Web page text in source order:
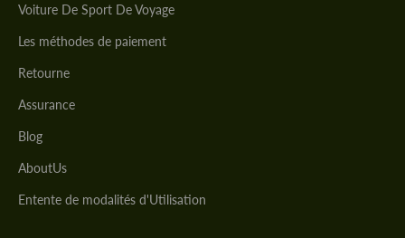
Voiture De Sport De Voyage
Les méthodes de paiement
Retourne
Assurance
Blog
AboutUs
Entente de modalités d'Utilisation